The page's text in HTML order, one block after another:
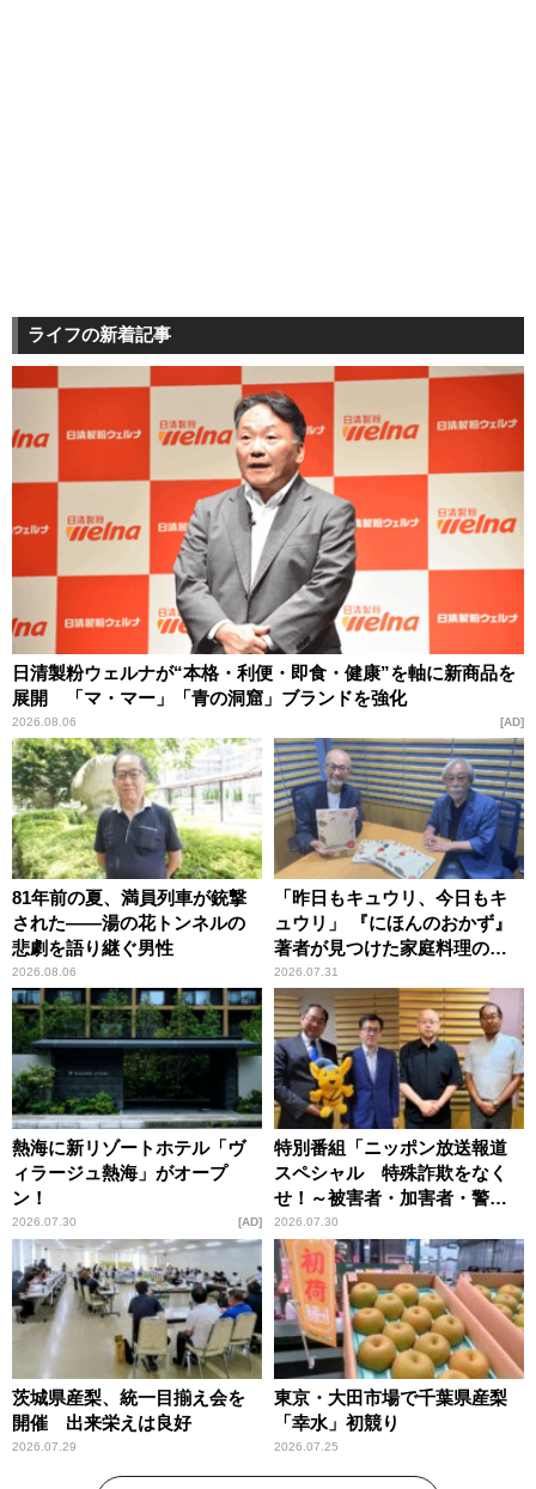
ライフの新着記事
日清製粉ウェルナが“本格・利便・即食・健康”を軸に新商品を
展開 「マ・マー」「青の洞窟」ブランドを強化
2026.08.06 AD
81年前の夏、満員列車が銃撃
された――湯の花トンネルの
悲劇を語り継ぐ男性
2026.08.06
「昨日もキュウリ、今日もキ
ュウリ」 『にほんのおかず』
著者が見つけた家庭料理の知
恵
2026.07.31
熱海に新リゾートホテル「ヴ
ィラージュ熱海」がオープ
ン！
2026.07.30 AD
特別番組「ニッポン放送報道
スペシャル 特殊詐欺をなく
せ！～被害者・加害者・警視
庁が語るトクリュウの実態
～」放送
2026.07.30
茨城県産梨、統一目揃え会を
開催 出来栄えは良好
2026.07.29
東京・大田市場で千葉県産梨
「幸水」初競り
2026.07.25